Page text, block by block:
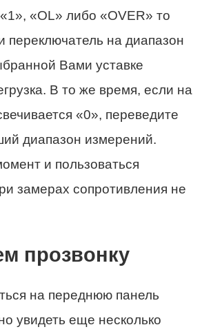
«OL» либо «OVER» то
переключатель на диапазон
Вами уставке
В то же время, если на
«0», переведите
диапазон измерений.
и пользоваться
замерах сопротивления не
прозвонку
на переднюю панель
увидеть еще несколько